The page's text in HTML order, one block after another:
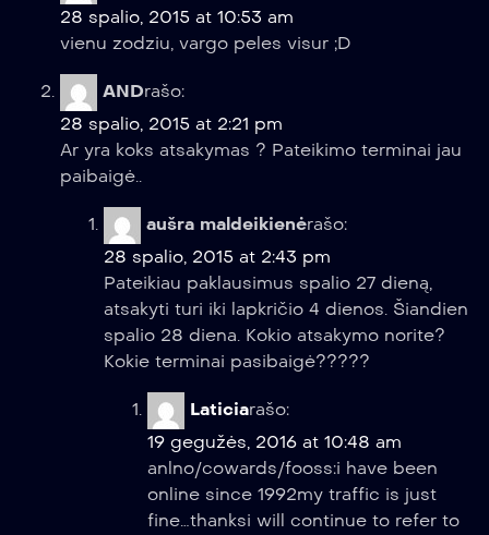
28 spalio, 2015 at 10:53 am
vienu zodziu, vargo peles visur ;D
ANDrašo:
28 spalio, 2015 at 2:21 pm
Ar yra koks atsakymas ? Pateikimo terminai jau
paibaigė..
aušra maldeikienėrašo:
28 spalio, 2015 at 2:43 pm
Pateikiau paklausimus spalio 27 dieną,
atsakyti turi iki lapkričio 4 dienos. Šiandien
spalio 28 diena. Kokio atsakymo norite?
Kokie terminai pasibaigė?????
Laticiarašo:
19 gegužės, 2016 at 10:48 am
anlno/cowards/fooss:i have been
online since 1992my traffic is just
fine…thanksi will continue to refer to